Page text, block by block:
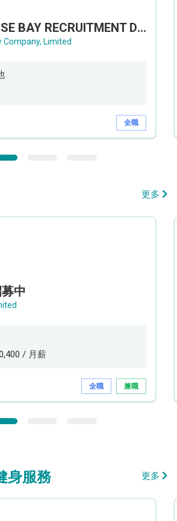
THE REPULSE BAY RECRUITMENT DAY 淺水灣影灣園人才招聘會
Company, Limited
全職
更多
中
/ 月薪
全職 兼職
身服務 更多